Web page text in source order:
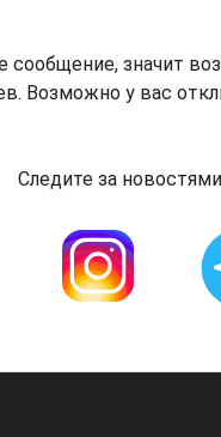
сообщение, значит
Возможно у вас
Следите за